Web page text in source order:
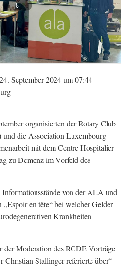
8
September 2024 um 07:44
organisierten der Rotary Club
die Association Luxembourg
mit dem Centre Hospitalier
zu Demenz im Vorfeld des
Informationsstände von der ALA und
en tête“ bei welcher Gelder
Krankheiten
der Moderation des RCDE Vorträge
Christian Stallinger referierte über“